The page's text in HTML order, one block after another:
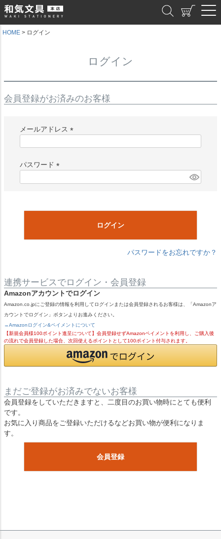
HOME ログイン
ログイン
会員登録がお済みのお客様
メールアドレス
)
パスワード
)
ログイン
パスワードをお忘れですか？
連携サービスでログイン・会員登録
Amazonアカウントでログイン
Amazon.co.jpにご登録の情報を利用してログインまたは会員登録されるお客様は、「Amazonア
カウントでログイン」ボタンよりお進みください。
→Amazonログイン&ペイメントについて
【新規会員様100ポイント進呈について】会員登録せずAmazonペイメントを利用し、ご購入後
の流れで会員登録した場合、次回使えるポイントとして100ポイント付与されます。
まだご登録がお済みでないお客様
会員登録をしていただきますと、二度目のお買い物時にとても便利
です。
お気に入り商品をご登録いただけるなどお買い物が便利になりま
す。
会員登録